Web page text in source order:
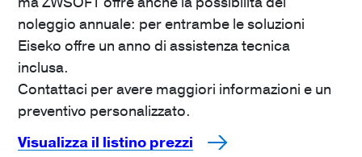
noleggio annuale: per entrambe le soluzioni
Eiseko offre un anno di assistenza tecnica
inclusa.
Contattaci per avere maggiori informazioni e un
preventivo personalizzato.
Visualizza il listino prezzi